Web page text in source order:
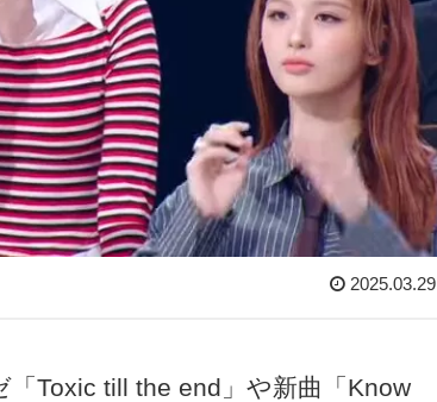
2025.03.29
Toxic till the end」や新曲「Know